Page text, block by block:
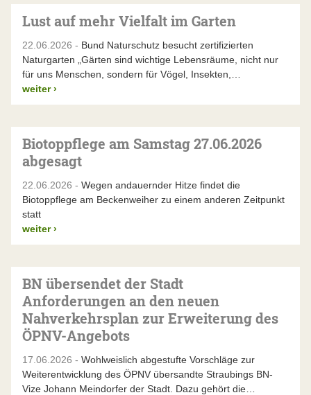
Lust auf mehr Vielfalt im Garten
22.06.2026 - Bund Naturschutz besucht zertifizierten
Naturgarten „Gärten sind wichtige Lebensräume, nicht nur
für uns Menschen, sondern für Vögel, Insekten,…
weiter ›
Biotoppflege am Samstag 27.06.2026
abgesagt
22.06.2026 - Wegen andauernder Hitze findet die
Biotoppflege am Beckenweiher zu einem anderen Zeitpunkt
statt
weiter ›
BN übersendet der Stadt
Anforderungen an den neuen
Nahverkehrsplan zur Erweiterung des
ÖPNV-Angebots
17.06.2026 - Wohlweislich abgestufte Vorschläge zur
Weiterentwicklung des ÖPNV übersandte Straubings BN-
Vize Johann Meindorfer der Stadt. Dazu gehört die…